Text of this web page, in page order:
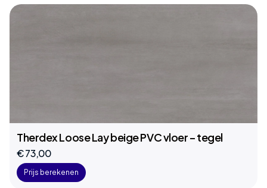
Therdex Loose Lay beige PVC vloer – tegel
€ 73,00
Prijs berekenen